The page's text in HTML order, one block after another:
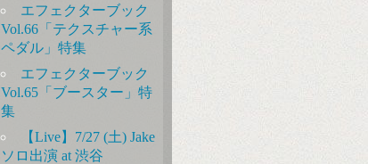
エフェクターブック
Vol.66「テクスチャー系
ペダル」特集
エフェクターブック
Vol.65「ブースター」特
集
【Live】7/27 (土) Jake
ソロ出演 at 渋谷